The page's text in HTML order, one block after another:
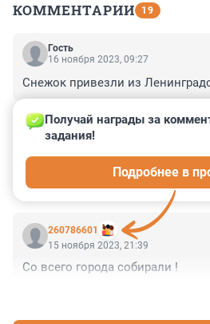
КОММЕНТАРИИ 19
Гость
16 ноября 2023, 09:27
Снежок привезли из
Гость
Из Хибин везли, что ли?
260786601
Получай награды за
задания!
Подробнее в
15 ноября 2023, 21:39
Со всего города собирали !